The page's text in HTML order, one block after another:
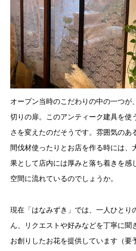
オープン当時のこだわりの中の一つが
切りの扉。このアンティーク建具を使
さを変えたのだそうです。雰囲気のあ
間伐材使ったりとお店を作る時には、
果として店内には厚みと落ち着きを感
空間に流れているのでしょうか。
現在「はなみずき」では、一人ひとり
ん、リクエストや好みなどを丁寧に聞
お創りしたお花を提供しています（要